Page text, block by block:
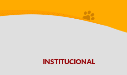
INSTITUCIONAL